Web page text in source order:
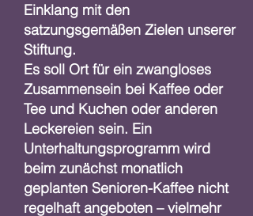
Einklang mit den
satzungsgemäßen Zielen unserer
Stiftung.
Es soll Ort für ein zwangloses
Zusammensein bei Kaffee oder
Tee und Kuchen oder anderen
Leckereien sein. Ein
Unterhaltungsprogramm wird
beim zunächst monatlich
geplanten Senioren-Kaffee nicht
regelhaft angeboten – vielmehr